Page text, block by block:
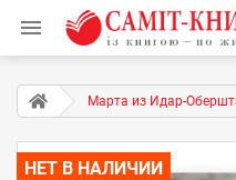

Марта из Идар-
НЕТ В НАЛИЧИИ